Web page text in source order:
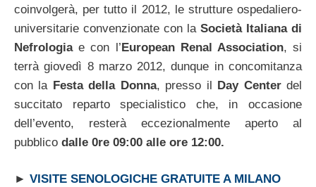
coinvolgerà, per tutto il 2012, le strutture ospedaliero-
universitarie convenzionate con la Società Italiana di
Nefrologiae con l’European Renal Association, si
terrà giovedì 8 marzo 2012, dunque in concomitanza
con la Festa della Donna, presso il Day Centerdel
succitato reparto specialistico che, in occasione
dell’evento, resterà eccezionalmente aperto al
pubblico dalle 0re 09:00 alle ore 12:00.
► VISITE SENOLOGICHE GRATUITE A MILANO